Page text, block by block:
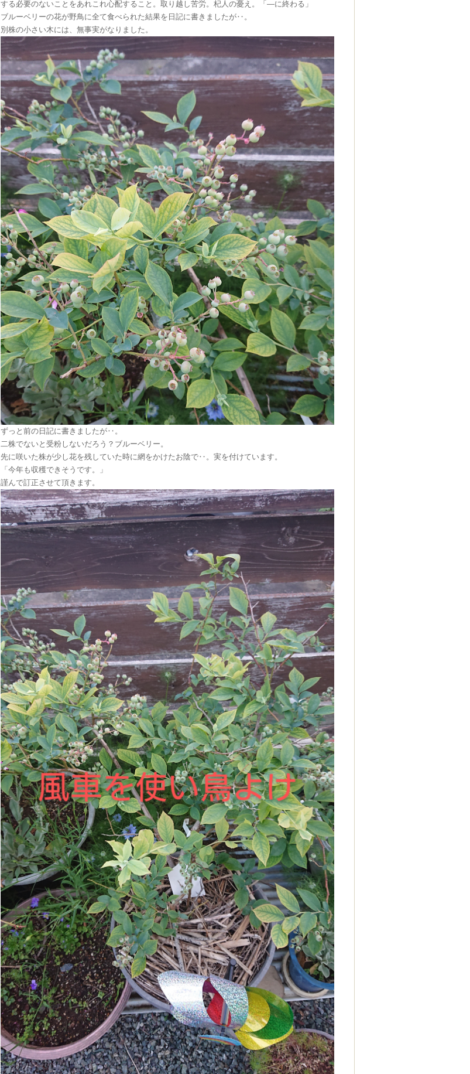
する必要のないことをあれこれ心配すること。取り越し苦労。杞人の憂え。「—に終わる」
ブルーベリーの花が野鳥に全て食べられた結果を日記に書きましたが‥。
別株の小さい木には、無事実がなりました。
ずっと前の日記に書きましたが‥。
二株でないと受粉しないだろう？ブルーベリー。
先に咲いた株が少し花を残していた時に網をかけたお陰で‥。実を付けています。
「今年も収穫できそうです。」
謹んで訂正させて頂きます。